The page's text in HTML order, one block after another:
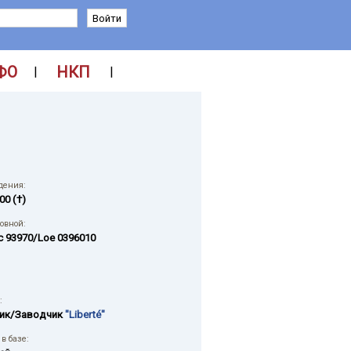
| НКП |
(†)
93970/Loe 0396010
Заводчик"Liberté"
базе: